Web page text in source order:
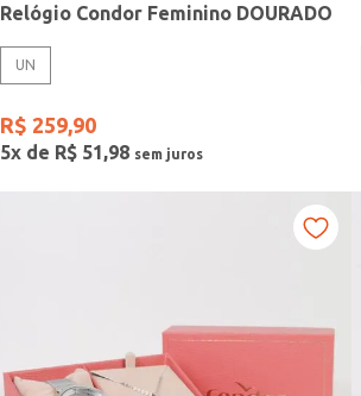
Relógio Condor Feminino DOURADO
UN
R$ 259,90
5x de R$ 51,98